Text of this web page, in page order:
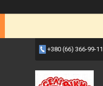
+380 (66) 366-99-11